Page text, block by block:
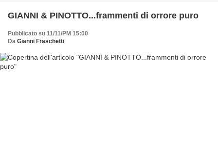
GIANNI & PINOTTO...frammenti di orrore puro
Pubblicato su 11/11/PM 15:00
Da Gianni Fraschetti